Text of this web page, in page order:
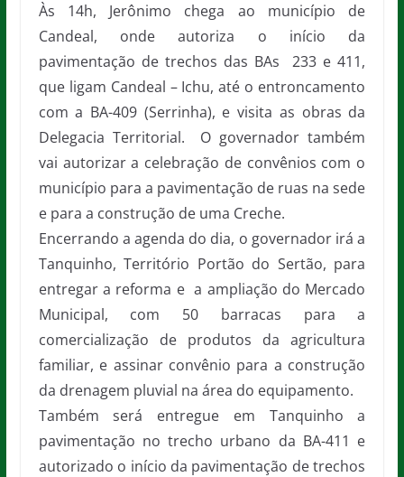
Às 14h, Jerônimo chega ao município de
Candeal, onde autoriza o início da
pavimentação de trechos das BAs 233 e 411,
que ligam Candeal – Ichu, até o entroncamento
com a BA-409 (Serrinha), e visita as obras da
Delegacia Territorial. O governador também
vai autorizar a celebração de convênios com o
município para a pavimentação de ruas na sede
e para a construção de uma Creche.
Encerrando a agenda do dia, o governador irá a
Tanquinho, Território Portão do Sertão, para
entregar a reforma e a ampliação do Mercado
Municipal, com 50 barracas para a
comercialização de produtos da agricultura
familiar, e assinar convênio para a construção
da drenagem pluvial na área do equipamento.
Também será entregue em Tanquinho a
pavimentação no trecho urbano da BA-411 e
autorizado o início da pavimentação de trechos